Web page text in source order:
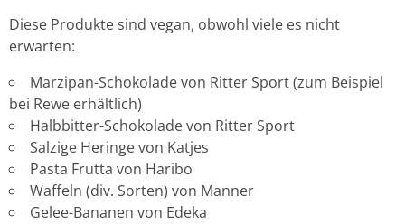
Diese Produkte sind vegan, obwohl viele es nicht
erwarten:
Marzipan-Schokolade von Ritter Sport (zum Beispiel
bei Rewe erhältlich)
Halbbitter-Schokolade von Ritter Sport
Salzige Heringe von Katjes
Pasta Frutta von Haribo
Waffeln (div. Sorten) von Manner
Gelee-Bananen von Edeka